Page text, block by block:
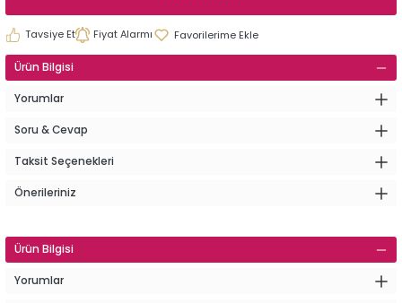
Tavsiye Et Fiyat Alarmı
Ürün Bilgisi
Yorumlar
Soru & Cevap
Taksit Seçenekleri
Önerileriniz
Ürün Bilgisi
Yorumlar